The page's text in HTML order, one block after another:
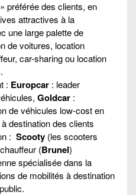
préférée des clients, en
attractives à la
une large palette de
de voitures, location
car-sharing ou location
: Europcar : leader
Goldcar :
de véhicules low-cost en
destination des clients
: Scooty (les scooters
(Brunel)
spécialisée dans la
de mobilités à destination